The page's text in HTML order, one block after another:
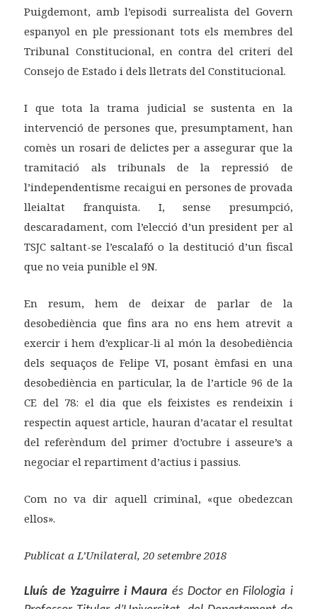
Puigdemont, amb l’episodi surrealista del Govern
espanyol en ple pressionant tots els membres del
Tribunal Constitucional, en contra del criteri del
Consejo de Estado i dels lletrats del Constitucional.
I que tota la trama judicial se sustenta en la
intervenció de persones que, presumptament, han
comès un rosari de delictes per a assegurar que la
tramitació als tribunals de la repressió de
l’independentisme recaigui en persones de provada
lleialtat franquista. I, sense presumpció,
descaradament, com l’elecció d’un president per al
TSJC saltant-se l’escalafó o la destitució d’un fiscal
que no veia punible el 9N.
En resum, hem de deixar de parlar de la
desobediència que fins ara no ens hem atrevit a
exercir i hem d’explicar-li al món la desobediència
dels sequaços de Felipe VI, posant èmfasi en una
desobediència en particular, la de l’article 96 de la
CE del 78: el dia que els feixistes es rendeixin i
respectin aquest article, hauran d’acatar el resultat
del referèndum del primer d’octubre i asseure’s a
negociar el repartiment d’actius i passius.
Com no va dir aquell criminal, «que obedezcan
ellos».
Publicat a L’Unilateral, 20 setembre 2018
Lluís de Yzaguirre i Mauraés Doctor en Filologia i